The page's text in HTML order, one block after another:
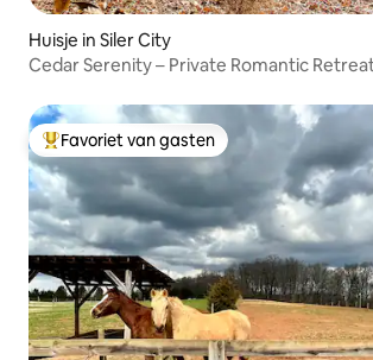
Huisje in Siler City
Cedar Serenity – Private Romantic
Topfavoriet van gasten
Favoriet van gasten